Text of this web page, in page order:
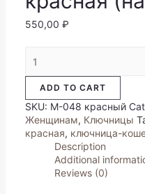
550,00 ₽
кошелек
красная
(нат.кожа)
quantity
ADD TO CART
SKU: М-048 красный
Женщинам, Ключницы
красная, ключница-
Description
Additional
Reviews (0)